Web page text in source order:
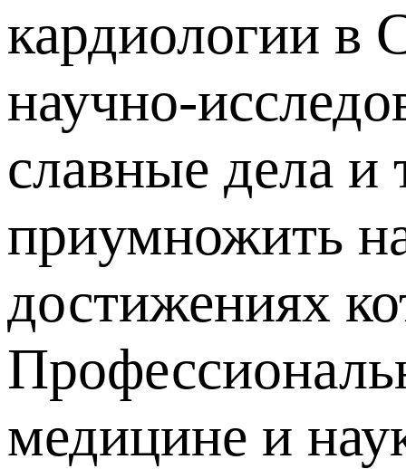
кардиологии в
научно-
славные дела
приумножить
достижениях
медицине и